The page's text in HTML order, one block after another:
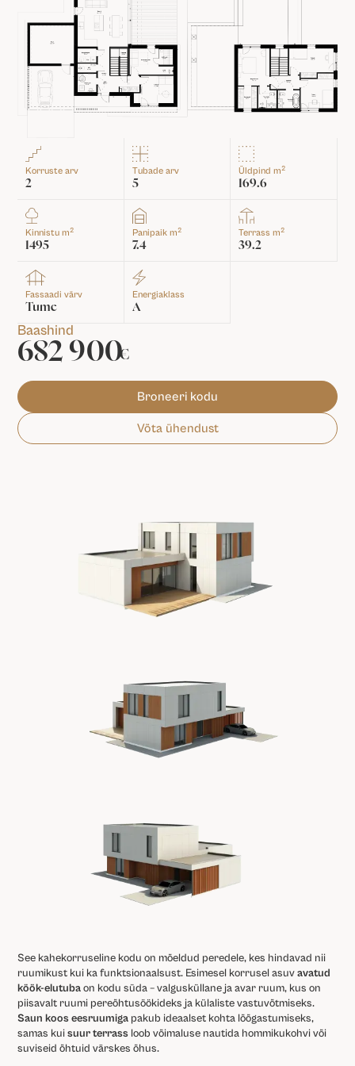
Korruste arv
2
Tubade arv
5
Üldpind m2
169.6
Kinnistu m2
1495
Panipaik m2
7.4
Terrass m2
39.2
Fassaadi värv
Tume
Energiaklass
A
Baashind
682 900€
Broneeri kodu
Võta ühendust
See kahekorruseline kodu on mõeldud peredele, kes hindavad nii
ruumikust kui ka funktsionaalsust. Esimesel korrusel asuvavatud
köök-elutubaon kodu süda – valgusküllane ja avar ruum, kus on
piisavalt ruumi pereõhtusöökideks ja külaliste vastuvõtmiseks.
Saun koos eesruumiga pakub ideaalset kohta lõõgastumiseks,
samas kuisuur terrass loob võimaluse nautida hommikukohvi või
suviseid õhtuid värskes õhus.